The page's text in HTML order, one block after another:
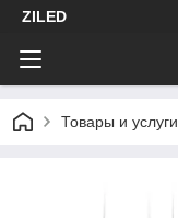
ZILED
Товары и услуги